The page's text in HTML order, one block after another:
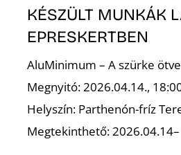
KÉSZÜLT MUNKÁK
EPRESKERTBEN
AluMinimum – A szürke
Megnyitó: 2026.04.14.,
Helyszín: Parthenón-fríz
Megtekinthető: